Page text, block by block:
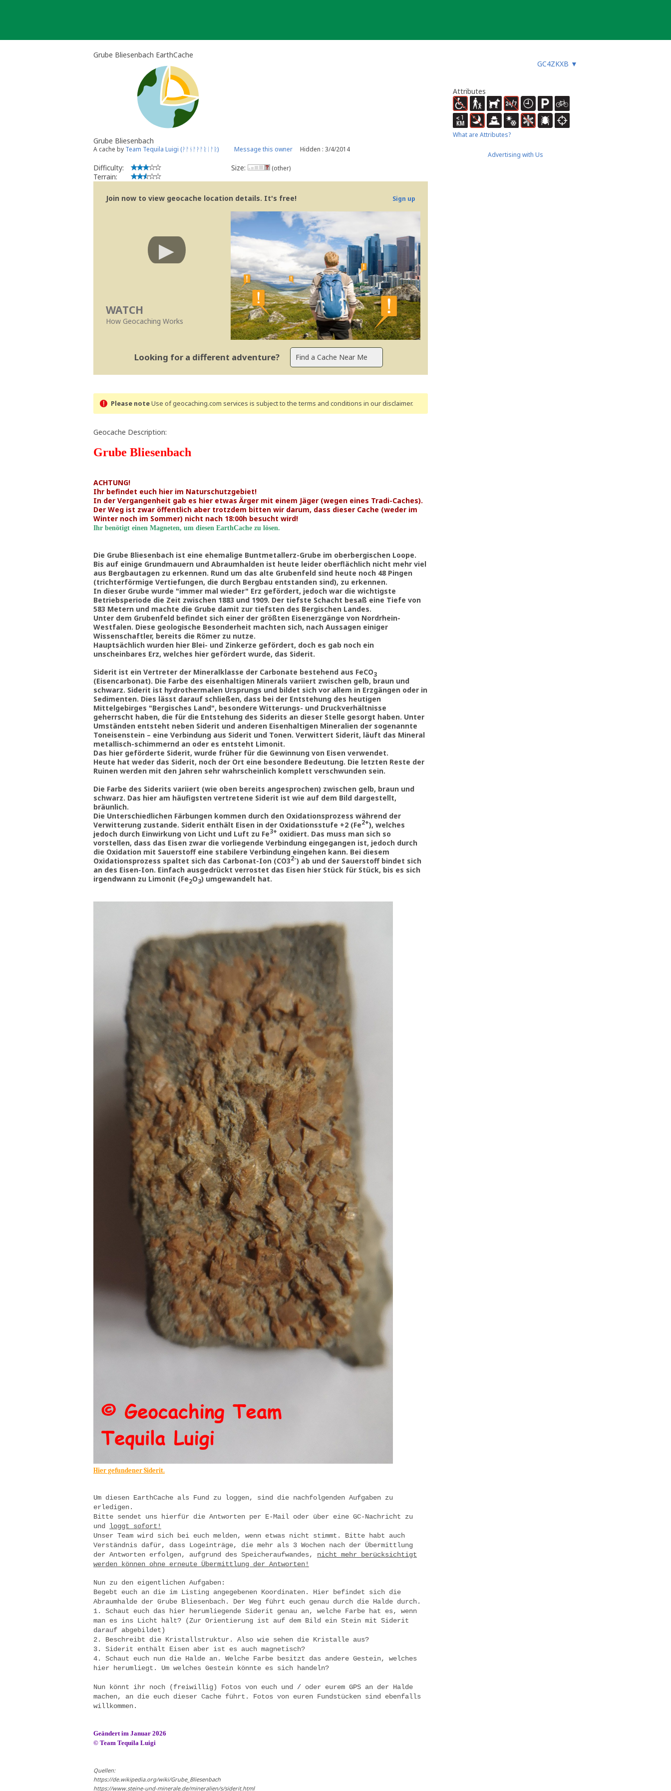
Grube Bliesenbach EarthCache
GC4ZKXB ▼
Grube Bliesenbach
A cache by Team Tequila Luigi (ᚹᚨᚾᚨᚹᚨᚱᛁᚨᚱ) Message this owner Hidden : 3/4/2014
Difficulty:
Terrain:
Size: (other)
Join now to view geocache location details. It's free! Sign up
WATCH
How Geocaching Works
Looking for a different adventure?
Please noteUse of geocaching.com services is subject to the terms and conditions in our disclaimer.
Geocache Description:
Grube Bliesenbach
ACHTUNG!
Ihr befindet euch hier im Naturschutzgebiet!
In der Vergangenheit gab es hier etwas Ärger mit einem Jäger (wegen eines Tradi-Caches).
Der Weg ist zwar öffentlich aber trotzdem bitten wir darum, dass dieser Cache (weder im
Winter noch im Sommer) nicht nach 18:00h besucht wird!
Ihr benötigt einen Magneten, um diesen EarthCache zu lösen.
Die Grube Bliesenbach ist eine ehemalige Buntmetallerz-Grube im oberbergischen Loope.
Bis auf einige Grundmauern und Abraumhalden ist heute leider oberflächlich nicht mehr viel
aus Bergbautagen zu erkennen. Rund um das alte Grubenfeld sind heute noch 48 Pingen
(trichterförmige Vertiefungen, die durch Bergbau entstanden sind), zu erkennen.
In dieser Grube wurde "immer mal wieder" Erz gefördert, jedoch war die wichtigste
Betriebsperiode die Zeit zwischen 1883 und 1909. Der tiefste Schacht besaß eine Tiefe von
583 Metern und machte die Grube damit zur tiefsten des Bergischen Landes.
Unter dem Grubenfeld befindet sich einer der größten Eisenerzgänge von Nordrhein-
Westfalen. Diese geologische Besonderheit machten sich, nach Aussagen einiger
Wissenschaftler, bereits die Römer zu nutze.
Hauptsächlich wurden hier Blei- und Zinkerze gefördert, doch es gab noch ein
unscheinbares Erz, welches hier gefördert wurde, das Siderit.
Siderit ist ein Vertreter der Mineralklasse der Carbonate bestehend aus FeCO3
(Eisencarbonat). Die Farbe des eisenhaltigen Minerals variiert zwischen gelb, braun und
schwarz. Siderit ist hydrothermalen Ursprungs und bildet sich vor allem in Erzgängen oder in
Sedimenten. Dies lässt darauf schließen, dass bei der Entstehung des heutigen
Mittelgebirges "Bergisches Land", besondere Witterungs- und Druckverhältnisse
geherrscht haben, die für die Entstehung des Siderits an dieser Stelle gesorgt haben. Unter
Umständen entsteht neben Siderit und anderen Eisenhaltigen Mineralien der sogenannte
Toneisenstein – eine Verbindung aus Siderit und Tonen. Verwittert Siderit, läuft das Mineral
metallisch-schimmernd an oder es entsteht Limonit.
Das hier geförderte Siderit, wurde früher für die Gewinnung von Eisen verwendet.
Heute hat weder das Siderit, noch der Ort eine besondere Bedeutung. Die letzten Reste der
Ruinen werden mit den Jahren sehr wahrscheinlich komplett verschwunden sein.
Die Farbe des Siderits variiert (wie oben bereits angesprochen) zwischen gelb, braun und
schwarz. Das hier am häufigsten vertretene Siderit ist wie auf dem Bild dargestellt,
bräunlich.
Die Unterschiedlichen Färbungen kommen durch den Oxidationsprozess während der
Verwitterung zustande. Siderit enthält Eisen in der Oxidationsstufe +2 (Fe2+), welches
jedoch durch Einwirkung von Licht und Luft zu Fe3+ oxidiert. Das muss man sich so
vorstellen, dass das Eisen zwar die vorliegende Verbindung eingegangen ist, jedoch durch
die Oxidation mit Sauerstoff eine stabilere Verbindung eingehen kann. Bei diesem
Oxidationsprozess spaltet sich das Carbonat-Ion (CO32-) ab und der Sauerstoff bindet sich
an des Eisen-Ion. Einfach ausgedrückt verrostet das Eisen hier Stück für Stück, bis es sich
irgendwann zu Limonit (Fe2O3) umgewandelt hat.
Hier gefundener Siderit.
Um diesen EarthCache als Fund zu loggen, sind die nachfolgenden Aufgaben zu
erledigen.
Bitte sendet uns hierfür die Antworten per E-Mail oder über eine GC-Nachricht zu
und loggt sofort!
Unser Team wird sich bei euch melden, wenn etwas nicht stimmt. Bitte habt auch
Verständnis dafür, dass Logeinträge, die mehr als 3 Wochen nach der Übermittlung
der Antworten erfolgen, aufgrund des Speicheraufwandes, nicht mehr berücksichtigt
werden können ohne erneute Übermittlung der Antworten!
Nun zu den eigentlichen Aufgaben:
Begebt euch an die im Listing angegebenen Koordinaten. Hier befindet sich die
Abraumhalde der Grube Bliesenbach. Der Weg führt euch genau durch die Halde durch.
1. Schaut euch das hier herumliegende Siderit genau an, welche Farbe hat es, wenn
man es ins Licht hält? (Zur Orientierung ist auf dem Bild ein Stein mit Siderit
darauf abgebildet)
2. Beschreibt die Kristallstruktur. Also wie sehen die Kristalle aus?
3. Siderit enthält Eisen aber ist es auch magnetisch?
4. Schaut euch nun die Halde an. Welche Farbe besitzt das andere Gestein, welches
hier herumliegt. Um welches Gestein könnte es sich handeln?
Nun könnt ihr noch (freiwillig) Fotos von euch und / oder eurem GPS an der Halde
machen, an die euch dieser Cache führt. Fotos von euren Fundstücken sind ebenfalls
willkommen.
Geändert im Januar 2026
© Team Tequila Luigi
Quellen:
https://de.wikipedia.org/wiki/Grube_Bliesenbach
https://www.steine-und-minerale.de/mineralien/s/siderit.html
Attributes
What are Attributes?
Advertising with Us